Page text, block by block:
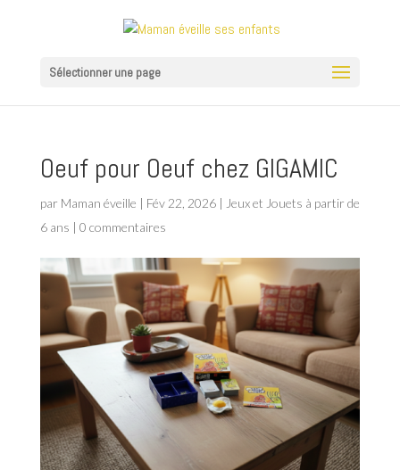
Sélectionner une page
Oeuf pour Oeuf chez GIGAMIC
par Maman éveille | Fév 22, 2026| Jeux et Jouets à partir de
6 ans | 0 commentaires